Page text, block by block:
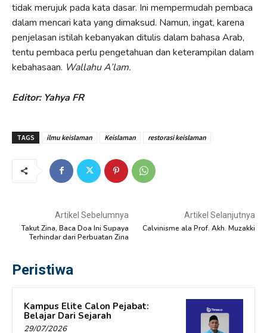
tidak merujuk pada kata dasar. Ini mempermudah pembaca
dalam mencari kata yang dimaksud. Namun, ingat, karena
penjelasan istilah kebanyakan ditulis dalam bahasa Arab,
tentu pembaca perlu pengetahuan dan keterampilan dalam
kebahasaan. Wallahu A’lam.
Editor: Yahya FR
TAGS ilmu keislaman Keislaman restorasi keislaman
Artikel Sebelumnya
Takut Zina, Baca Doa Ini Supaya
Terhindar dari Perbuatan Zina
Artikel Selanjutnya
Calvinisme ala Prof. Akh. Muzakki
Peristiwa
Kampus Elite Calon Pejabat:
Belajar Dari Sejarah
29/07/2026